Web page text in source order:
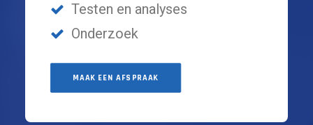
Testen en analyses
Onderzoek
MAAK EEN AFSPRAAK